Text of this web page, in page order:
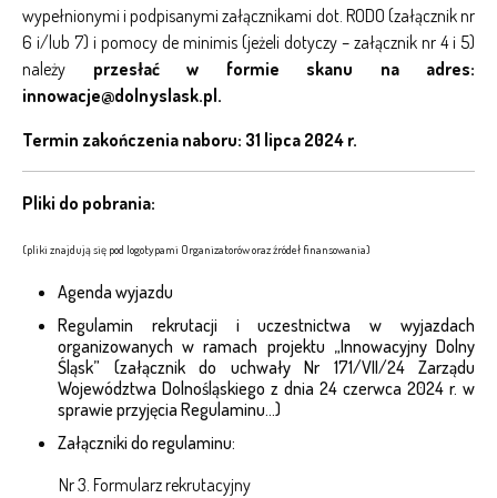
wypełnionymi i podpisanymi załącznikami dot. RODO (załącznik nr
6 i/lub 7) i pomocy de minimis (jeżeli dotyczy – załącznik nr 4 i 5)
należy przesłać w formie skanu na adres:
innowacje@dolnyslask.pl.
Termin zakończenia naboru: 31 lipca 2024 r.
Pliki do pobrania:
(pliki znajdują się pod logotypami Organizatorów oraz źródeł finansowania)
Agenda wyjazdu
Regulamin rekrutacji i uczestnictwa w wyjazdach
organizowanych w ramach projektu „Innowacyjny Dolny
Śląsk” (załącznik do uchwały Nr 171/VII/24 Zarządu
Województwa Dolnośląskiego z dnia 24 czerwca 2024 r. w
sprawie przyjęcia Regulaminu…)
Załączniki do regulaminu:
Nr 3. Formularz rekrutacyjny